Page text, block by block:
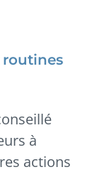
routines
à
actions